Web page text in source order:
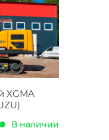
XGMA
В наличии